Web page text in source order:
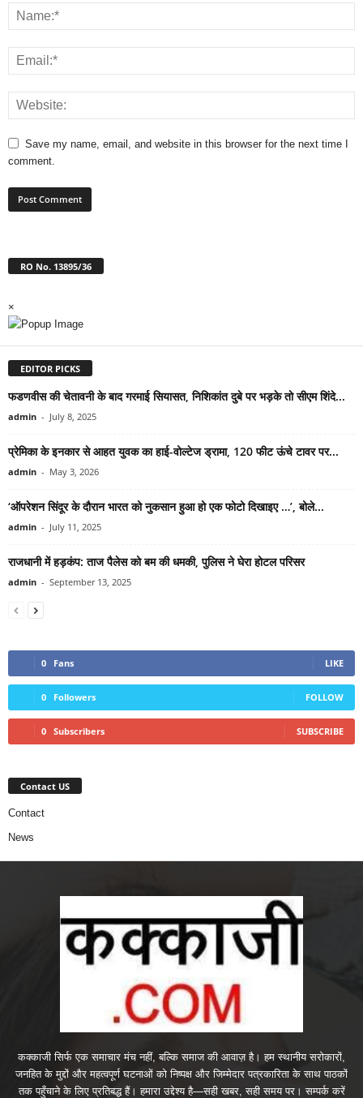
Save my name, email, and website in this browser for the next time I
comment.
RO No. 13895/36
×
EDITOR PICKS
फडणवीस की चेतावनी के बाद गरमाई सियासत, निशिकांत दुबे पर भड़के तो सीएम शिंदे...
admin - July 8, 2025
प्रेमिका के इनकार से आहत युवक का हाई-वोल्टेज ड्रामा, 120 फीट ऊंचे टावर पर...
admin - May 3, 2026
‘ऑपरेशन सिंदूर के दौरान भारत को नुकसान हुआ हो एक फोटो दिखाइए …’, बोले...
admin - July 11, 2025
राजधानी में हड़कंप: ताज पैलेस को बम की धमकी, पुलिस ने घेरा होटल परिसर
admin - September 13, 2025
0 Fans LIKE
0 Followers FOLLOW
0 Subscribers SUBSCRIBE
Contact US
Contact
News
कक्काजी सिर्फ एक समाचार मंच नहीं, बल्कि समाज की आवाज़ है। हम स्थानीय सरोकारों,
जनहित के मुद्दों और महत्वपूर्ण घटनाओं को निष्पक्ष और जिम्मेदार पत्रकारिता के साथ पाठकों
तक पहुँचाने के लिए प्रतिबद्ध हैं। हमारा उद्देश्य है—सही खबर, सही समय पर। सम्पर्क करें